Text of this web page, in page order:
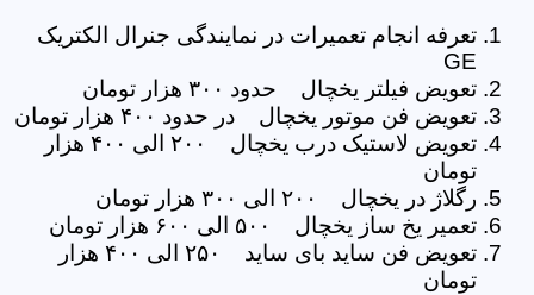
تعرفه انجام تعمیرات در نمایندگی جنرال الکتریک
GE
تعویض فیلتر یخچال حدود ۳۰۰ هزار تومان
تعویض فن موتور یخچال در حدود ۴۰۰ هزار تومان
تعویض لاستیک درب یخچال ۲۰۰ الی ۴۰۰ هزار
تومان
رگلاژ در یخچال ۲۰۰ الی ۳۰۰ هزار تومان
تعمیر یخ ساز یخچال ۵۰۰ الی ۶۰۰ هزار تومان
تعویض فن ساید بای ساید ۲۵۰ الی ۴۰۰ هزار
تومان